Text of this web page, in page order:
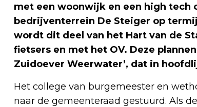
met een woonwijk en een high tech
bedrijventerrein De Steiger op
wordt dit deel van het Hart van de
fietsers en met het OV. Deze
Zuidoever Weerwater’, dat in
Het college van burgemeester en
naar de gemeenteraad gestuurd. Als